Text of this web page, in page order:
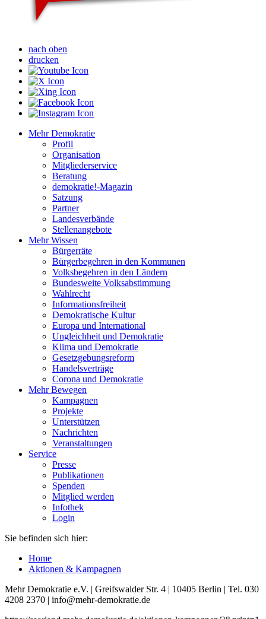
nach oben
drucken
Mehr Demokratie
Profil
Organisation
Mitgliederservice
Beratung
demokratie!-Magazin
Satzung
Partner
Landesverbände
Stellenangebote
Mehr Wissen
Bürgerräte
Bürgerbegehren in den Kommunen
Volksbegehren in den Ländern
Bundesweite Volksabstimmung
Wahlrecht
Informationsfreiheit
Demokratische Kultur
Europa und International
Ungleichheit und Demokratie
Klima und Demokratie
Gesetzgebungsreform
Handelsverträge
Corona und Demokratie
Mehr Bewegen
Kampagnen
Projekte
Unterstützen
Nachrichten
Veranstaltungen
Service
Presse
Publikationen
Spenden
Mitglied werden
Infothek
Login
Sie befinden sich hier:
Home
Aktionen & Kampagnen
Mehr Demokratie e.V. | Greifswalder Str. 4 | 10405 Berlin | Tel. 030
4208 2370 | info@mehr-demokratie.de